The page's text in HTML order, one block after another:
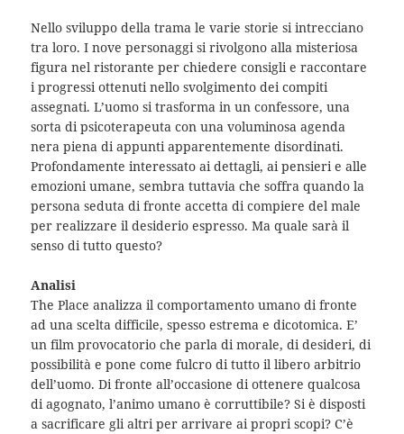
Nello sviluppo della trama le varie storie si intrecciano
tra loro. I nove personaggi si rivolgono alla misteriosa
figura nel ristorante per chiedere consigli e raccontare
i progressi ottenuti nello svolgimento dei compiti
assegnati. L’uomo si trasforma in un confessore, una
sorta di psicoterapeuta con una voluminosa agenda
nera piena di appunti apparentemente disordinati.
Profondamente interessato ai dettagli, ai pensieri e alle
emozioni umane, sembra tuttavia che soffra quando la
persona seduta di fronte accetta di compiere del male
per realizzare il desiderio espresso. Ma quale sarà il
senso di tutto questo?
Analisi
The Place analizza il comportamento umano di fronte
ad una scelta difficile, spesso estrema e dicotomica. E’
un film provocatorio che parla di morale, di desideri, di
possibilità e pone come fulcro di tutto il libero arbitrio
dell’uomo. Di fronte all’occasione di ottenere qualcosa
di agognato, l’animo umano è corruttibile? Si è disposti
a sacrificare gli altri per arrivare ai propri scopi? C’è